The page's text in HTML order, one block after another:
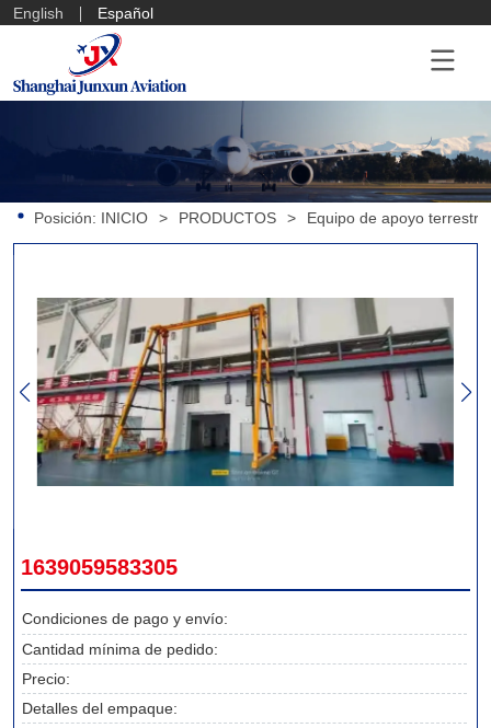
English Español
Posición: INICIO > PRODUCTOS > Equipo de apoyo terrestre
1639059583305
Condiciones de pago y envío:
Cantidad mínima de pedido:
Precio:
Detalles del empaque: